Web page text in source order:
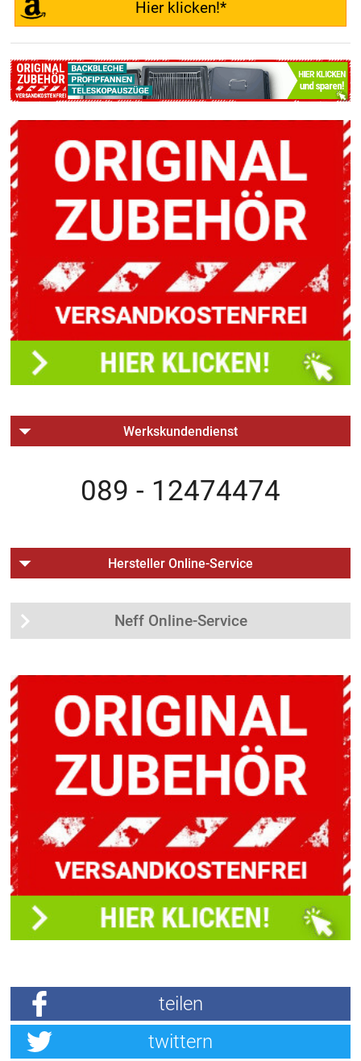
Hier klicken!*
Werkskundendienst
089 - 12474474
Hersteller Online-Service
Neff Online-Service
teilen
twittern